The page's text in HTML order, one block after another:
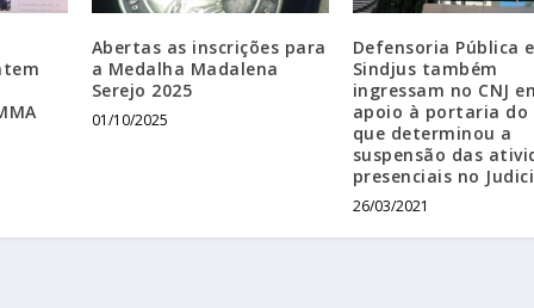
Abertas as inscrições para
a Medalha Madalena
Serejo 2025
01/10/2025
Defensoria Pública e
Sindjus também
ingressam no CNJ
apoio à portaria do
que determinou a
suspensão das
presenciais no
26/03/2021